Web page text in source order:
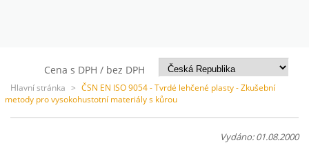
Cena s DPH / bez DPH
Hlavní stránka > ČSN EN ISO 9054 - Tvrdé lehčené plasty - Zkušební
metody pro vysokohustotní materiály s kůrou
Vydáno: 01.08.2000